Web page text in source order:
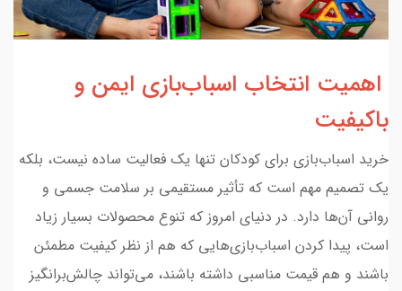
اهمیت انتخاب اسباب‌بازی ایمن و
باکیفیت
خرید اسباب‌بازی برای کودکان تنها یک فعالیت ساده نیست، بلکه
یک تصمیم مهم است که تأثیر مستقیمی بر سلامت جسمی و
روانی آن‌ها دارد. در دنیای امروز که تنوع محصولات بسیار زیاد
است، پیدا کردن اسباب‌بازی‌هایی که هم از نظر کیفیت مطمئن
باشند و هم قیمت مناسبی داشته باشند، می‌تواند چالش‌برانگیز